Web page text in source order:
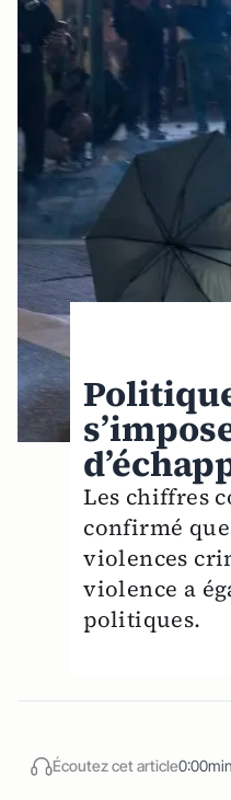
Les chiffres
confirmé
violences
violence a
politiques.
Écoutez cet article0:00min